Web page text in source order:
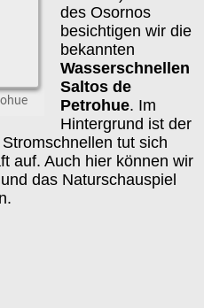
des Osornos
besichtigen wir die
bekannten
Wasserschnellen
Saltos de
Petrohue. Im
Hintergrund ist der
tut sich
auf. Auch hier können wir
das Naturschauspiel